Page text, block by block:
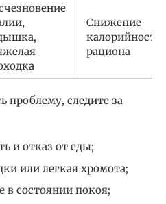
Снижение
калорийности
рациона
проблему, следите за
и отказ от еды;
или легкая хромота;
в состоянии покоя;